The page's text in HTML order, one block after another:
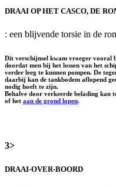
DRAAI OP HET CASCO, DE
: een blijvende torsie in de
Dit verschijnsel kwam vroeger vooral
doordat men bij het lossen van het
verder leeg te kunnen pompen. De
daarbij kan de tankbodem aflopend
nodig hoeft te zijn.
Behalve door verkeerde belading kan
of het aan de grond lopen.
3>
DRAAI-OVER-BOORD